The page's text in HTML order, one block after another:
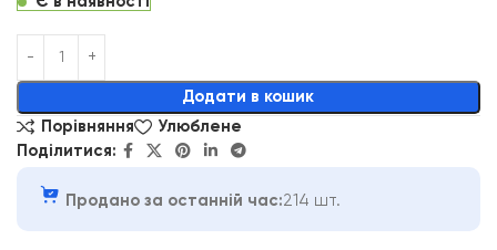
Додати в кошик
Alternative:
Порівняння
Улюблене
Поділитися:
Продано за останній час:214 шт.